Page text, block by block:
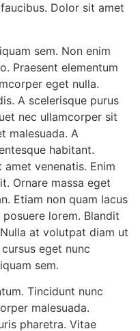
Dolor sit amet
sem. Non enim
Praesent elementum
eget nulla.
A scelerisque purus
nec ullamcorper sit
malesuada. A
habitant.
venenatis. Enim
Ornare massa eget
Etiam non quam lacus
lorem. Blandit
at volutpat diam ut
eget nunc
sem.
Tincidunt nunc
malesuada.
pharetra. Vitae